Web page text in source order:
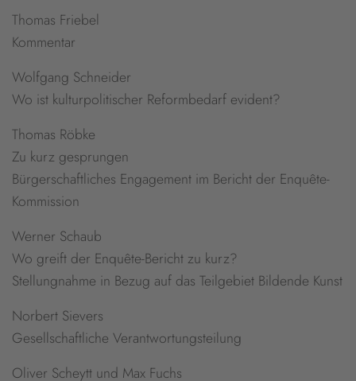
Thomas Friebel
Kommentar
Wolfgang Schneider
Wo ist kulturpolitischer Reformbedarf evident?
Thomas Röbke
Zu kurz gesprungen
Bürgerschaftliches Engagement im Bericht der Enquête-
Kommission
Werner Schaub
Wo greift der Enquête-Bericht zu kurz?
Stellungnahme in Bezug auf das Teilgebiet Bildende Kunst
Norbert Sievers
Gesellschaftliche Verantwortungsteilung
Oliver Scheytt und Max Fuchs